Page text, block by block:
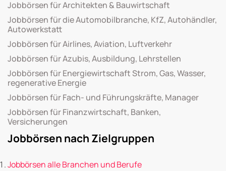
Jobbörsen für Architekten & Bauwirtschaft
Jobbörsen für die Automobilbranche, KfZ, Autohändler,
Autowerkstatt
Jobbörsen für Airlines, Aviation, Luftverkehr
Jobbörsen für Azubis, Ausbildung, Lehrstellen
Jobbörsen für Energiewirtschaft Strom, Gas, Wasser,
regenerative Energie
Jobbörsen für Fach- und Führungskräfte, Manager
Jobbörsen für Finanzwirtschaft, Banken,
Versicherungen
Jobbörsen nach Zielgruppen
Jobbörsen alle Branchen und Berufe